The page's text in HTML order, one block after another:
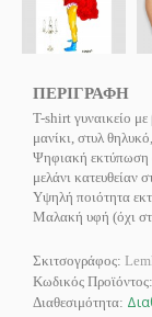
ΠΕΡΙΓΡΑΦΗ
T-shirt γυναικείο
μανίκι, στυλ
Ψηφιακή εκτύπωση
μελάνι κατευθείαν
Υψηλή ποιότητα
Μαλακή υφή (όχι
Σκιτσογράφος:
Κωδικός Προϊόντος:
Διαθεσιμότητα: